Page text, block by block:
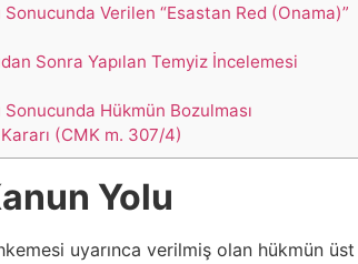
Verilen “Esastan Red (Onama)”
Sonra Yapılan Temyiz İncelemesi
Hükmün Bozulması
(CMK m. 307/4)
Yolu
uyarınca verilmiş olan hükmün üst